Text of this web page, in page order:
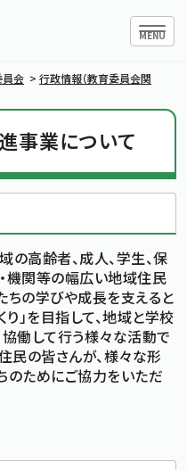
ハンバ
MENU
員会 > 行政情報（教育委員会関
事業について
の高齢者、成人、学生、保
機関等の幅広い地域住民
ちの学びや成長を支えると
り」を目指して、地域と学校
働して行う様々な活動で
民の皆さんが、様々な形
のためにご協力をいただ